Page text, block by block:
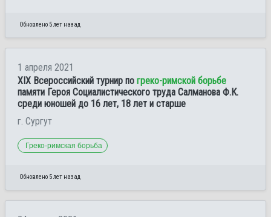
Обновлено 5 лет назад
1 апреля 2021
XIX Всероссийский турнир по греко-римской борьбе
памяти Героя Социалистического труда Салманова Ф.К.
среди юношей до 16 лет, 18 лет и старше
г. Сургут
Греко-римская борьба
Обновлено 5 лет назад